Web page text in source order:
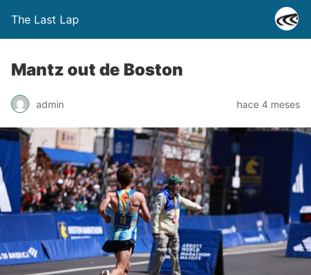
The Last Lap
Mantz out de Boston
admin hace 4 meses